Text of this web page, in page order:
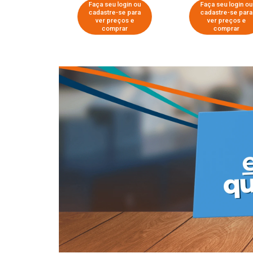
Faça seu login ou
cadastre-se para
ver preços e
comprar
Faça seu login ou
cadastre-se para
ver preços e
comprar